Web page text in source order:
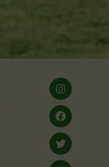
Instagram
Facebook
twitter